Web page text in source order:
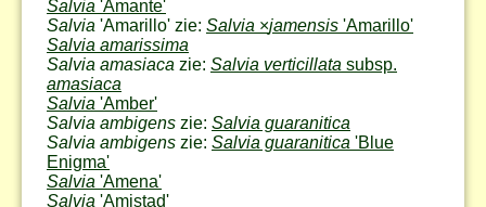
Salvia 'Amante'
Salvia 'Amarillo' zie: Salvia ×jamensis 'Amarillo'
Salvia amarissima
Salvia amasiaca zie: Salvia verticillata subsp.
amasiaca
Salvia 'Amber'
Salvia ambigens zie: Salvia guaranitica
Salvia ambigens zie: Salvia guaranitica 'Blue
Enigma'
Salvia 'Amena'
Salvia 'Amistad'